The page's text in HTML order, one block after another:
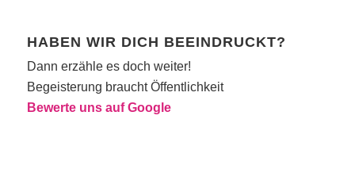
HABEN WIR DICH BEEINDRUCKT?
Dann erzähle es doch weiter!
Begeisterung braucht Öffentlichkeit
Bewerte uns auf Google